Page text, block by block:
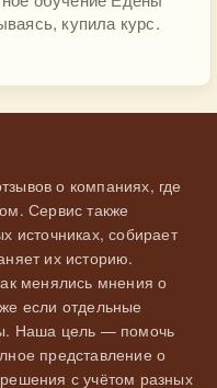
купила курс.
о компаниях, где
Сервис также
источниках, собирает
их историю.
менялись мнения о
если отдельные
Наша цель — помочь
представление о
с учётом разных